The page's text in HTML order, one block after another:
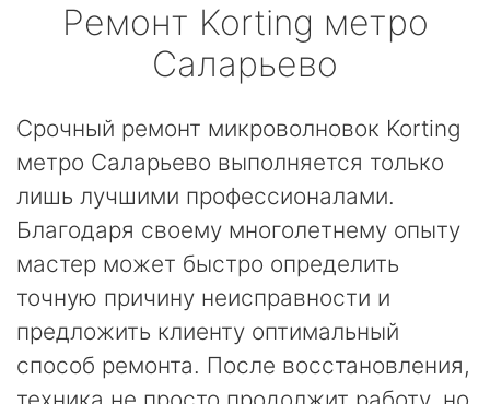
Ремонт Korting метро
Саларьево
Срочный ремонт микроволновок Korting
метро Саларьево выполняется только
лишь лучшими профессионалами.
Благодаря своему многолетнему опыту
мастер может быстро определить
точную причину неисправности и
предложить клиенту оптимальный
способ ремонта. После восстановления,